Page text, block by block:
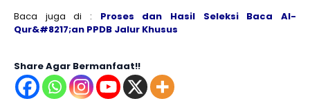
Baca juga di :
Proses dan Hasil Seleksi Baca Al-
Qur&#8217;an PPDB Jalur Khusus
Share Agar Bermanfaat!!